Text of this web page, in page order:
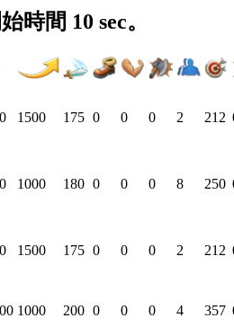
時間 10 sec。
1500 175 0 0 0 2 212
1000 180 0 0 0 8 250
1500 175 0 0 0 2 212
1000 200 0 0 0 4 357